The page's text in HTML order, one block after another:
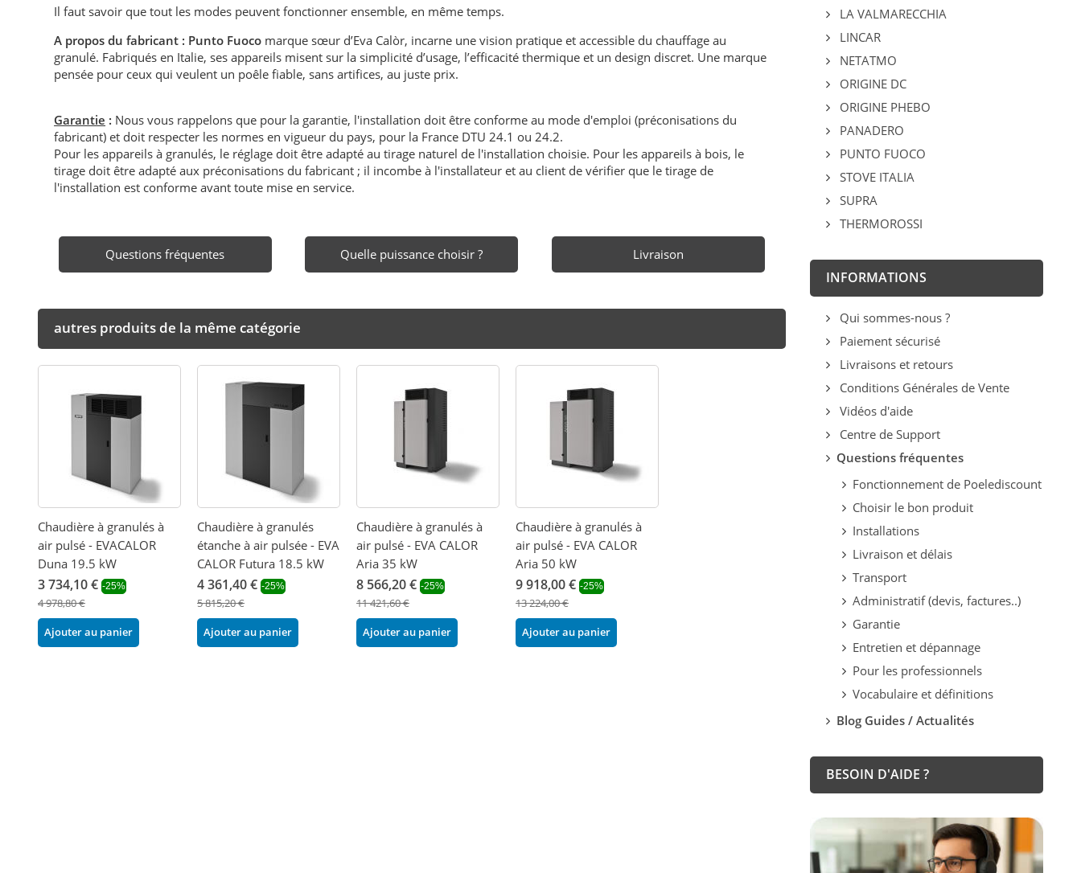
Il faut savoir que tout les modes peuvent fonctionner ensemble, en même temps.
A propos du fabricant : Punto Fuoco marque sœur d’Eva Calòr, incarne une vision pratique et accessible du chauffage au
granulé. Fabriqués en Italie, ses appareils misent sur la simplicité d’usage, l’efficacité thermique et un design discret. Une marque
pensée pour ceux qui veulent un poêle fiable, sans artifices, au juste prix.
Garantie : Nous vous rappelons que pour la garantie, l'installation doit être conforme au mode d'emploi (préconisations du
fabricant) et doit respecter les normes en vigueur du pays, pour la France DTU 24.1 ou 24.2.
Pour les appareils à granulés, le réglage doit être adapté au tirage naturel de l'installation choisie. Pour les appareils à bois, le
tirage doit être adapté aux préconisations du fabricant ; il incombe à l'installateur et au client de vérifier que le tirage de
l'installation est conforme avant toute mise en service.
Questions fréquentes Quelle puissance choisir ? Livraison
autres produits de la même catégorie
Chaudière à granulés à
air pulsé - EVACALOR
Duna 19.5 kW
3 734,10 € -25%
4 978,80 €
Ajouter au panier
Chaudière à granulés
étanche à air pulsée - EVA
CALOR Futura 18.5 kW
4 361,40 € -25%
5 815,20 €
Ajouter au panier
Chaudière à granulés à
air pulsé - EVA CALOR
Aria 35 kW
8 566,20 € -25%
11 421,60 €
Ajouter au panier
Chaudière à granulés à
air pulsé - EVA CALOR
Aria 50 kW
9 918,00 € -25%
13 224,00 €
Ajouter au panier
LA VALMARECCHIA
LINCAR
NETATMO
ORIGINE DC
ORIGINE PHEBO
PANADERO
PUNTO FUOCO
STOVE ITALIA
SUPRA
THERMOROSSI
INFORMATIONS
Qui sommes-nous ?
Paiement sécurisé
Livraisons et retours
Conditions Générales de Vente
Vidéos d'aide
Centre de Support
Questions fréquentes
Fonctionnement de Poelediscount
Choisir le bon produit
Installations
Livraison et délais
Transport
Administratif (devis, factures..)
Garantie
Entretien et dépannage
Pour les professionnels
Vocabulaire et définitions
Blog Guides / Actualités
BESOIN D'AIDE ?